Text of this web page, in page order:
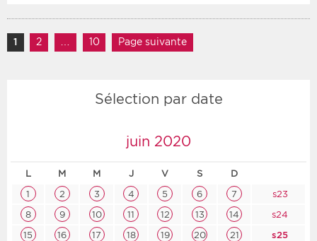
Navigation des articles
Page
1 Page
2 … Page
10 Page suivante
Sélection par date
juin 2020
L M M J V S D
1 2 3 4 5 6 7
s23
8
9 10 11 12 13 14
s24
15
16 17 18 19 20 21
s25